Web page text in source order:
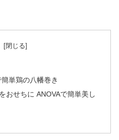
単鶏の八幡巻き
おせちに ANOVAで簡単美し